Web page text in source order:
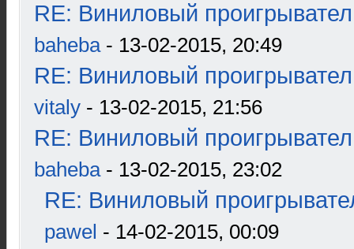
RE: Виниловый
baheba- 13-02-2015, 20:49
RE: Виниловый
vitaly - 13-02-2015, 21:56
RE: Виниловый
baheba- 13-02-2015, 23:02
RE: Виниловый
pawel - 14-02-2015, 00:09